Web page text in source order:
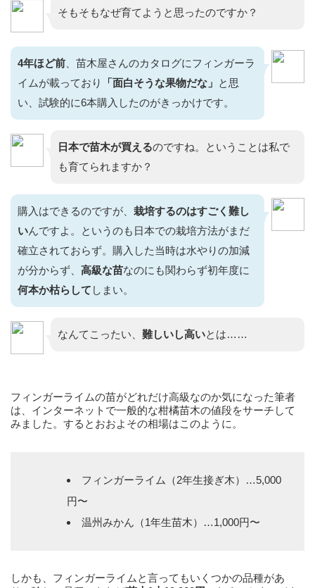
そもそもなぜ育てようと思ったのですか？
4年ほど前 、苗木屋さんのカタログにフィンガーラ
イムが載っており
「面白そうな果物だな」 と思
い、試験的に6本購入したのがきっかけです。
日本で苗木が買えるのですね。ということは私で
も育てられますか？
購入はできるのですが、 栽培するのはすごく難し
いんですよ。というのも日本での栽培方法がまだ
確立されておらず。購入した当時は水やりの加減
が分からず、 高級な苗なのにも関わらず初年度に
何本か枯らして しまい。
なんてこったい、 難しいし高いとは……
フィンガーライムの苗がどれだけ高級なのか気になった筆者
は、インターネットで一般的な柑橘苗木の値段をサーチして
みました。するとおおよその相場はこのように。
フィンガーライム（2年生接ぎ木）…5,000
円〜
温州みかん（1年生苗木）…1,000円〜
しかも、フィンガーライムと言ってもいくつかの品種があ